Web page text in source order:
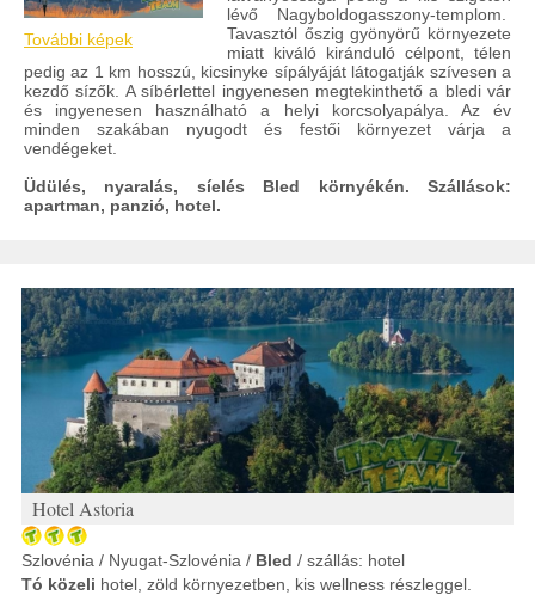
További képek
lévő Nagyboldogasszony-templom.
Tavasztól őszig gyönyörű környezete
miatt kiváló kiránduló célpont, télen
pedig az 1 km hosszú, kicsinyke sípályáját látogatják szívesen a
kezdő sízők. A síbérlettel ingyenesen megtekinthető a bledi vár
és ingyenesen használható a helyi korcsolyapálya. Az év
minden szakában nyugodt és festői környezet várja a
vendégeket.
Üdülés, nyaralás, síelés Bled környékén. Szállások:
apartman, panzió, hotel.
Hotel Astoria
Szlovénia / Nyugat-Szlovénia / Bled / szállás: hotel
Tó közeli hotel, zöld környezetben, kis wellness részleggel.